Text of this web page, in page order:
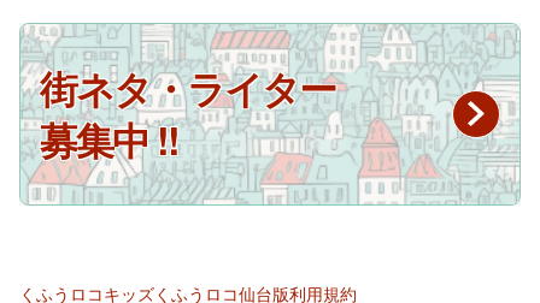
街ネタ・ライター
募集中 !!
くふうロコキッズくふうロコ仙台版利用規約